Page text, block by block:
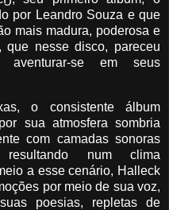
por Leandro Souza e que
mais madura, poderosa e
que nesse disco, pareceu
se em seus
o consistente álbum
sua atmosfera sombria
com camadas sonoras
num clima
a esse cenário, Halleck
por meio de sua voz,
poesias, repletas de